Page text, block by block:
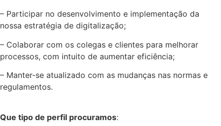
– Participar no desenvolvimento e implementação da
nossa estratégia de digitalização;
– Colaborar com os colegas e clientes para melhorar
processos, com intuito de aumentar eficiência;
– Manter-se atualizado com as mudanças nas normas e
regulamentos.
Que tipo de perfil procuramos: